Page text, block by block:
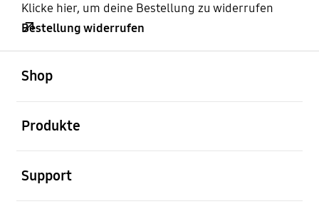
Klicke hier, um deine Bestellung zu widerrufen
Bestellung widerrufen
Shop
Produkte
Support